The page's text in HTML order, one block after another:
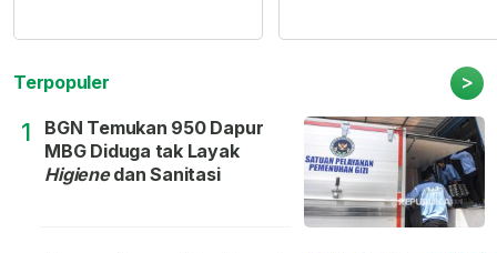
Terpopuler >
1
BGN Temukan 950 Dapur
MBG Diduga tak Layak
Higienedan Sanitasi